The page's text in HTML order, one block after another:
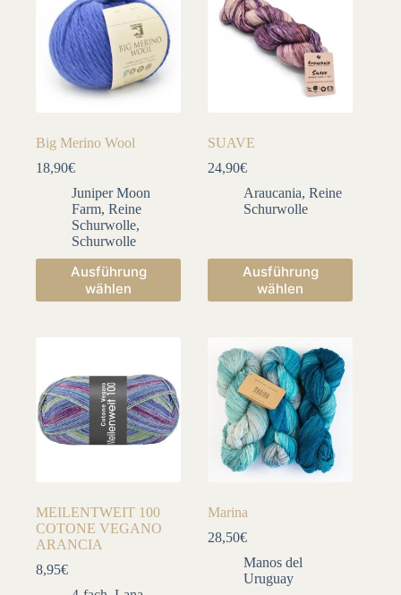
Optionen
können
auf
der
Produktseite
gewählt
Optionen
können
Big Merino Wool
18,90€
Juniper Moon
Farm, Reine
Schurwolle,
Schurwolle
Ausführung
wählen
Dieses
Produkt
weist
Optionen
können
auf
der
Produktseite
SUAVE
24,90€
Araucania,Reine
Schurwolle
Ausführung
wählen
Dieses
Produkt
weist
Die
Optionen
können
auf
der
Produktseite
gewählt
werden
MEILENTWEIT 100
COTONE VEGANO
ARANCIA
8,95€
Marina
28,50€
Manos del
Uruguay